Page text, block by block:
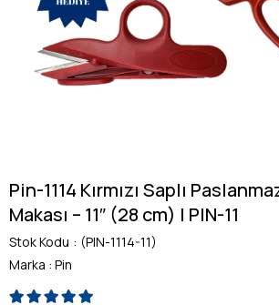
Pin-1114 Kırmızı Saplı
Makası – 11″ (28 cm) | PIN-11
Stok Kodu
(PIN-1114-11)
Marka : Pin